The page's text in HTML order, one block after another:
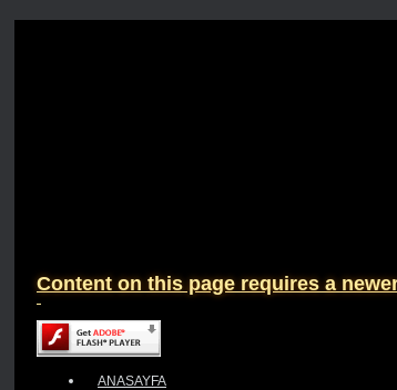
Content on this page requires a
ANASAYFA